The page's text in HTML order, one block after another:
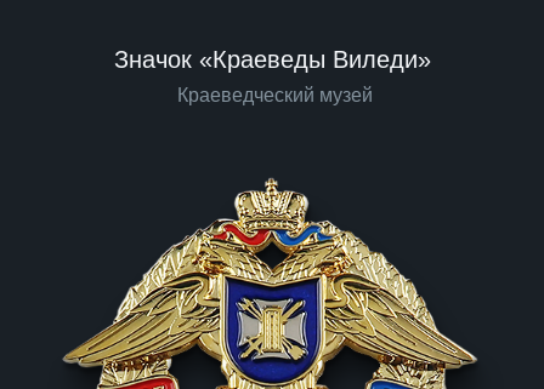
Значок «Краеведы Виледи»
Краеведческий музей